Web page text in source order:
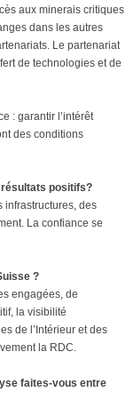
aux minerais critiques
dans les autres
Le partenariat
de technologies et de
: garantir l’intérêt
des conditions
résultats positifs?
infrastructures, des
La confiance se
?
engagées, de
la visibilité
de l’Intérieur et des
la RDC.
faites-vous entre